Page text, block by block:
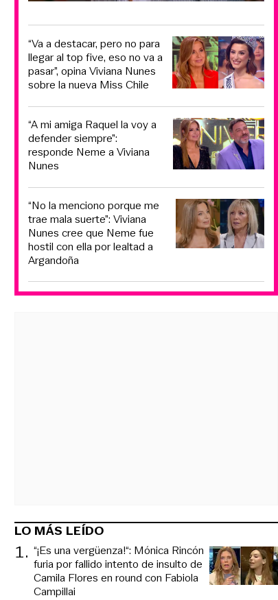
“Va a destacar, pero no para
llegar al top five, eso no va a
pasar”, opina Viviana Nunes
sobre la nueva Miss Chile
“A mi amiga Raquel la voy a
defender siempre”:
responde Neme a Viviana
Nunes
“No la menciono porque me
trae mala suerte”: Viviana
Nunes cree que Neme fue
hostil con ella por lealtad a
Argandoña
LO MÁS LEÍDO
1. “¡Es una vergüenza!“: Mónica Rincón
furia por fallido intento de insulto de
Camila Flores en round con Fabiola
Campillai